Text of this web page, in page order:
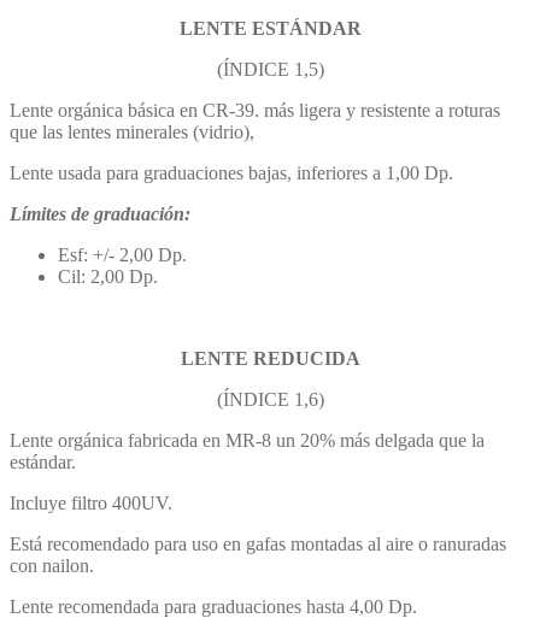
LENTE ESTÁNDAR
(ÍNDICE 1,5)
Lente orgánica básica en CR-39. más ligera y resistente a roturas
que las lentes minerales (vidrio),
Lente usada para graduaciones bajas, inferiores a 1,00 Dp.
Límites de graduación:
Esf: +/- 2,00 Dp.
Cil: 2,00 Dp.
LENTE REDUCIDA
(ÍNDICE 1,6)
Lente orgánica fabricada en MR-8 un 20% más delgada que la
estándar.
Incluye filtro 400UV.
Está recomendado para uso en gafas montadas al aire o ranuradas
con nailon.
Lente recomendada para graduaciones hasta 4,00 Dp.